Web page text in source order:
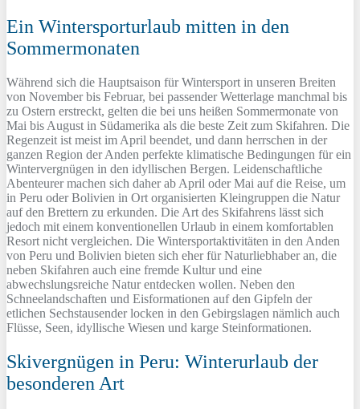
Ein Wintersporturlaub mitten in den
Sommermonaten
Während sich die Hauptsaison für Wintersport in unseren Breiten
von November bis Februar, bei passender Wetterlage manchmal bis
zu Ostern erstreckt, gelten die bei uns heißen Sommermonate von
Mai bis August in Südamerika als die beste Zeit zum Skifahren. Die
Regenzeit ist meist im April beendet, und dann herrschen in der
ganzen Region der Anden perfekte klimatische Bedingungen für ein
Wintervergnügen in den idyllischen Bergen. Leidenschaftliche
Abenteurer machen sich daher ab April oder Mai auf die Reise, um
in Peru oder Bolivien in Ort organisierten Kleingruppen die Natur
auf den Brettern zu erkunden. Die Art des Skifahrens lässt sich
jedoch mit einem konventionellen Urlaub in einem komfortablen
Resort nicht vergleichen. Die Wintersportaktivitäten in den Anden
von Peru und Bolivien bieten sich eher für Naturliebhaber an, die
neben Skifahren auch eine fremde Kultur und eine
abwechslungsreiche Natur entdecken wollen. Neben den
Schneelandschaften und Eisformationen auf den Gipfeln der
etlichen Sechstausender locken in den Gebirgslagen nämlich auch
Flüsse, Seen, idyllische Wiesen und karge Steinformationen.
Skivergnügen in Peru: Winterurlaub der
besonderen Art